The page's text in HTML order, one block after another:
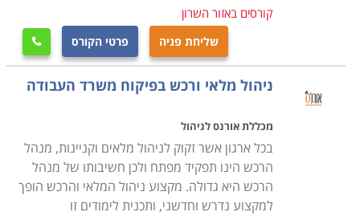
חוסכת כסף הן בתפעול המחסנים ונפח המלאי היקר
המאוחסן בהם, והן בתשלומים מראש על אותם חומרים.
התנהלות יעילה שכזו עשויה להיות זו שתבדיל תבדיל בין
הפסד אפשרי לרווחים גבוהים.
הקניין ומנהל הרכש בארגון חולש על אחריות רבת ערך
הכוללת מסחר בסכומים גבוהים מאוד, והעסקאות
המתבצעות תחת כנפיו המקצועיות הן משמעותיות ביותר.
מעמד זה מחייב רמת אחריות גבוהה, יחסי אמון הדוקים עם
קורסים באזור השרון
שליחת פניה פרטי הקורס 
ניהול מלאי ורכש בפיקוח משרד העבודה
מכללת אורנס לניהול
בכל ארגון אשר זקוק לניהול מלאים וקניינות, מנהל
הרכש הינו תפקיד מפתח ולכן חשיבותו של מנהל
הרכש היא גדולה. מקצוע ניהול המלאי והרכש הופך
למקצוע נדרש וחדשני, ותכנית לימודים זו